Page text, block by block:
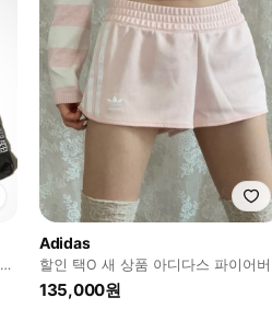
Adidas
할인 택O 새 상품 아디다스 파이어버
드 돌핀 팬츠 쇼츠 핑크색상
135,000원